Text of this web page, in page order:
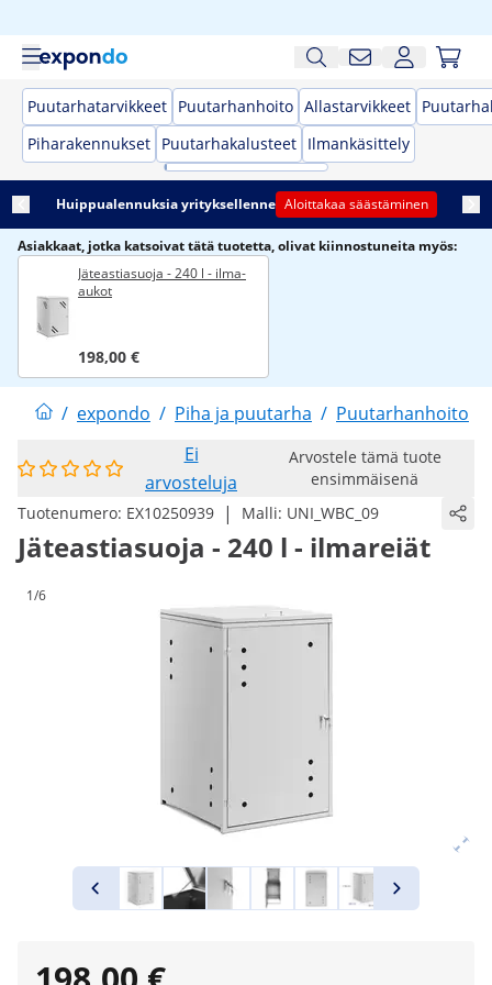
Puutarhatarvikkeet Puutarhanhoito Allastarvikkeet
Piharakennukset Puutarhakalusteet Ilmankäsittely
Huippualennuksia yrityksellenne Aloittakaa säästäminen
Asiakkaat, jotka katsoivat tätä tuotetta, olivat kiinnostuneita myös:
Jäteastiasuoja - 240 l - ilma-
aukot
198,00 €
/ expondo / Piha ja puutarha / Puutarhanhoito
Ei
arvosteluja
Arvostele tämä tuote
ensimmäisenä
Tuotenumero: EX10250939 | Malli: UNI_WBC_09
Jäteastiasuoja - 240 l - ilmareiät
1/6